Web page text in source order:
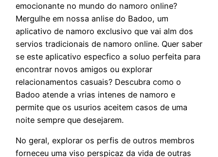
emocionante no mundo do namoro online?
Mergulhe em nossa anlise do Badoo, um
aplicativo de namoro exclusivo que vai alm dos
servios tradicionais de namoro online. Quer saber
se este aplicativo especfico a soluo perfeita para
encontrar novos amigos ou explorar
relacionamentos casuais? Descubra como o
Badoo atende a vrias intenes de namoro e
permite que os usurios aceitem casos de uma
noite sempre que desejarem.
No geral, explorar os perfis de outros membros
forneceu uma viso perspicaz da vida de outras